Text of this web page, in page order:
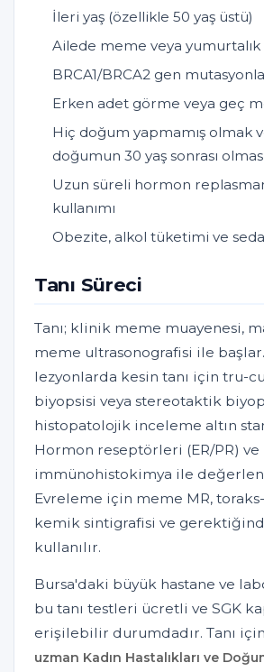
İleri yaş (özellikle 50 yaş üstü)
Ailede meme veya yumurtalık
BRCA1/BRCA2 gen
Erken adet görme veya geç
Hiç doğum yapmamış olmak
doğumun 30 yaş sonrası
Uzun süreli hormon
kullanımı
Obezite, alkol tüketimi ve
Tanı Süreci
Tanı; klinik meme muayenesi,
meme ultrasonografisi ile
lezyonlarda kesin tanı için tru-
biyopsisi veya stereotaktik
histopatolojik inceleme altın
Hormon reseptörleri (ER/PR) ve
immünohistokimya ile
Evreleme için meme MR,
kemik sintigrafisi ve
kullanılır.
Bursa'daki büyük hastane ve
bu tanı testleri ücretli ve SGK
erişilebilir durumdadır. Tanı için
uzman Kadın Hastalıkları ve